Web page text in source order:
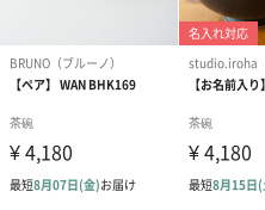
一部花材が写真と異なる場合が
い。パッケージに入れてお届け